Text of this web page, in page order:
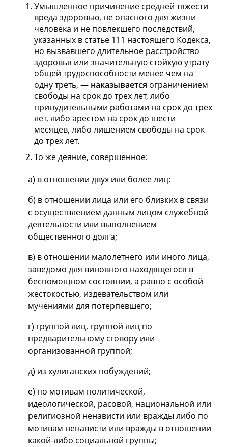
Умышленное причинение средней тяжести
вреда здоровью, не опасного для жизни
человека и не повлекшего последствий,
указанных в статье 111 настоящего Кодекса,
но вызвавшего длительное расстройство
здоровья или значительную стойкую утрату
общей трудоспособности менее чем на
одну треть, — наказывается ограничением
свободы на срок до трех лет, либо
принудительными работами на срок до трех
лет, либо арестом на срок до шести
месяцев, либо лишением свободы на срок
до трех лет.
То же деяние, совершенное:
а) в отношении двух или более лиц;
б) в отношении лица или его близких в связи
с осуществлением данным лицом служебной
деятельности или выполнением
общественного долга;
в) в отношении малолетнего или иного лица,
заведомо для виновного находящегося в
беспомощном состоянии, а равно с особой
жестокостью, издевательством или
мучениями для потерпевшего;
г) группой лиц, группой лиц по
предварительному сговору или
организованной группой;
д) из хулиганских побуждений;
е) по мотивам политической,
идеологической, расовой, национальной или
религиозной ненависти или вражды либо по
мотивам ненависти или вражды в отношении
какой-либо социальной группы;